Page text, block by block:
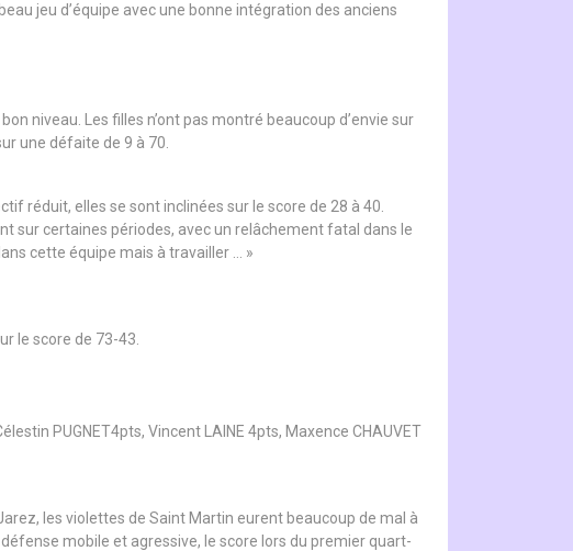
jeu d’équipe avec une bonne intégration des anciens
niveau. Les filles n’ont pas montré beaucoup d’envie sur
une défaite de 9 à 70.
réduit, elles se sont inclinées sur le score de 28 à 40.
sur certaines périodes, avec un relâchement fatal dans le
cette équipe mais à travailler … »
le score de 73-43.
PUGNET4pts, Vincent LAINE 4pts, Maxence CHAUVET
les violettes de Saint Martin eurent beaucoup de mal à
mobile et agressive, le score lors du premier quart-